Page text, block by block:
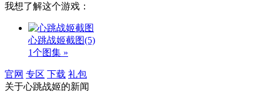
我想了解这个游戏：
心跳战姬截图(5)
1个图集 »
官网 专区 下载 礼包
关于心跳战姬的新闻